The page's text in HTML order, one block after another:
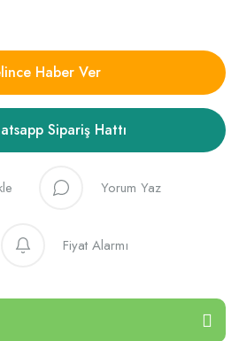
Haber Ver
Sipariş Hattı
Yorum Yaz
Fiyat Alarmı